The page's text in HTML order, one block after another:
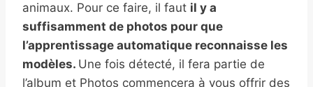
animaux. Pour ce faire, il faut il y a
suffisamment de photos pour que
l’apprentissage automatique reconnaisse les
modèles. Une fois détecté, il fera partie de
l’album et Photos commencera à vous offrir des